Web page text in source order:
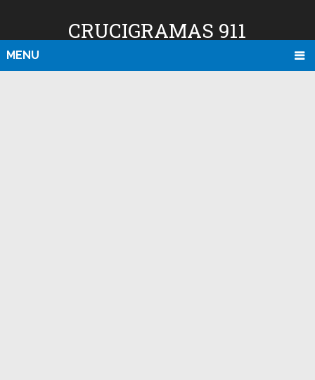
CRUCIGRAMAS 911
MENU